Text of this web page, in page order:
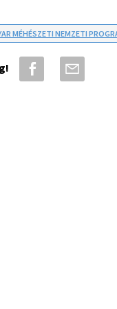
MÉHÉSZETI NEMZETI